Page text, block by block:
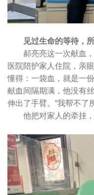
见过生命的等待，所
郝亮亮这一次献血，
医院陪护家人住院，亲
懂得：一袋血，就是一
献血间隔期满，他没有
伸出了手臂。“我帮不了
他把对家人的牵挂，